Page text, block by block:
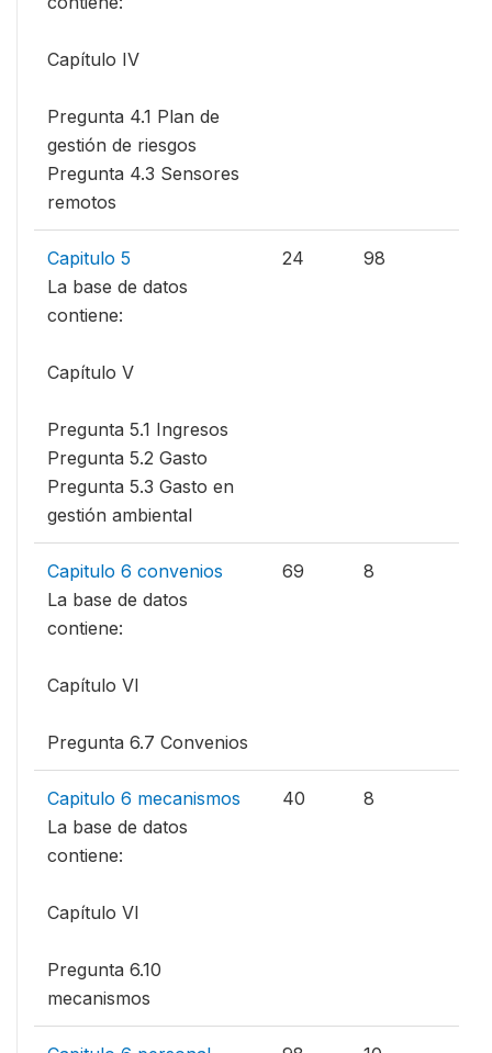
Capítulo IV
Pregunta 4.1 Plan de
gestión de riesgos
Pregunta 4.3 Sensores
remotos
Capitulo 5
La base de datos
contiene:
Capítulo V
Pregunta 5.1 Ingresos
Pregunta 5.2 Gasto
Pregunta 5.3 Gasto en
gestión ambiental
24 98
Capitulo 6 convenios
La base de datos
contiene:
Capítulo VI
Pregunta 6.7 Convenios
69 8
Capitulo 6 mecanismos
La base de datos
contiene:
Capítulo VI
Pregunta 6.10
mecanismos
40 8